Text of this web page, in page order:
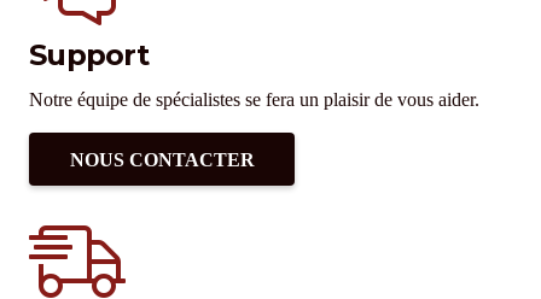
Support
Notre équipe de spécialistes se fera un plaisir de vous aider.
NOUS CONTACTER